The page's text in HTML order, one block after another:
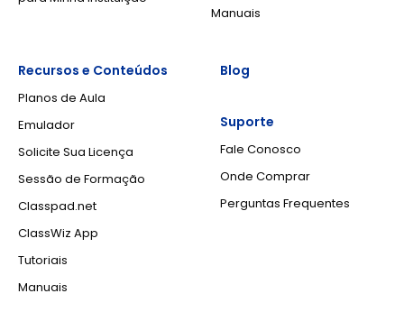
Manuais
Recursos e Conteúdos
Planos de Aula
Emulador
Solicite Sua Licença
Sessão de Formação
Classpad.net
ClassWiz App
Tutoriais
Manuais
Blog
Suporte
Fale Conosco
Onde Comprar
Perguntas Frequentes